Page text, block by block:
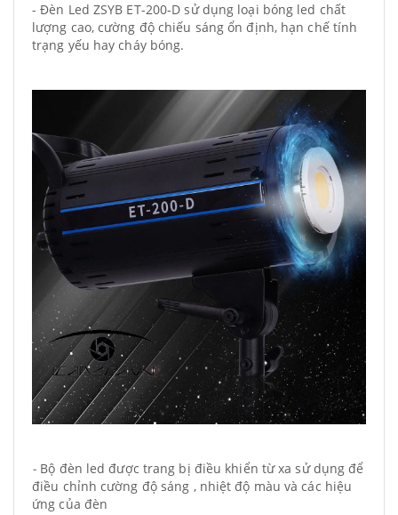
- Đèn Led ZSYB ET-200-D sử dụng loại bóng led chất
lượng cao, cường độ chiếu sáng ổn định, hạn chế tính
trạng yếu hay cháy bóng.
- Bộ đèn led được trang bị điều khiển từ xa sử dụng để
điều chỉnh cường độ sáng , nhiệt độ màu và các hiệu
ứng của đèn